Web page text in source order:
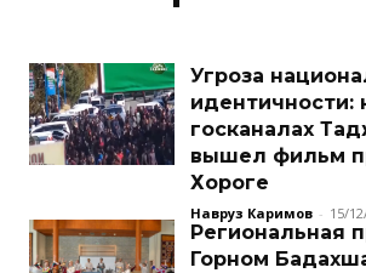
Угроза
идентичности:
госканалах
вышел фильм
Хороге
Навруз Каримов - 15/
Региональная
Горном